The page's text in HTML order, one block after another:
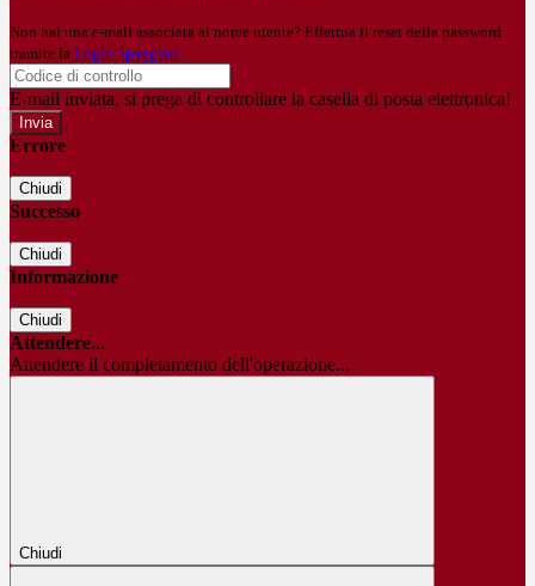
Non hai una e-mail associata al nome utente? Effettua il reset della password
tramite la Login Spaggiari
E-mail inviata, si prega di controllare la casella di posta elettronica!
Errore
Chiudi
Successo
Chiudi
Informazione
Chiudi
Attendere...
Attendere il completamento dell'operazione...
Chiudi